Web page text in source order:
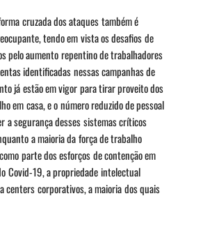
cruzada dos ataques também é
tendo em vista os desafios de
pelo aumento repentino de trabalhadores
identificadas nessas campanhas de
já estão em vigor para tirar proveito dos
em casa, e o número reduzido de pessoal
a segurança desses sistemas críticos
a maioria da força de trabalho
parte dos esforços de contenção em
Covid-19, a propriedade intelectual
centers corporativos, a maioria dos quais